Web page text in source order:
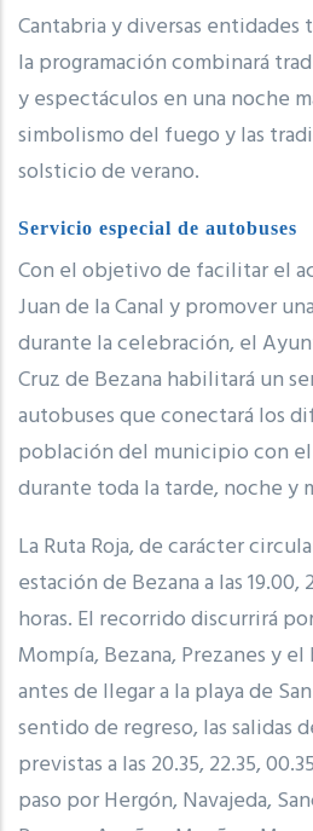
Cantabria y diversas
la programación combinará
y espectáculos en una noche
simbolismo del fuego y las
solsticio de verano.
Servicio especial de autobuses
Con el objetivo de facilitar el
Juan de la Canal y promover
durante la celebración, el
Cruz de Bezana habilitará un
autobuses que conectará los
población del municipio con
durante toda la tarde, noche y
La Ruta Roja, de carácter
estación de Bezana a las 19.00,
horas. El recorrido discurrirá
Mompía, Bezana, Prezanes y
antes de llegar a la playa de
sentido de regreso, las salidas
previstas a las 20.35, 22.35,
paso por Hergón, Navajeda,